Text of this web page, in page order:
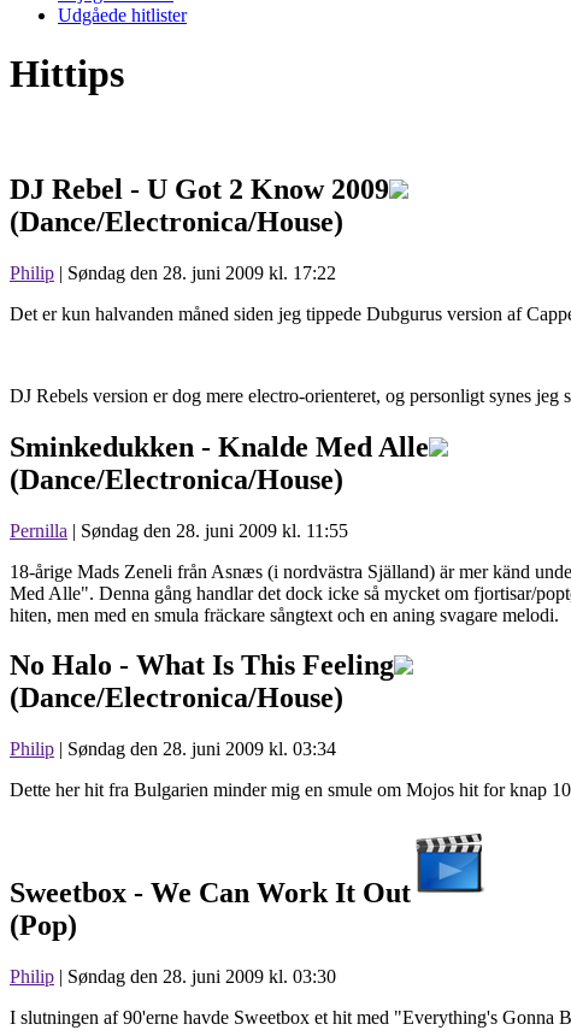
Udgåede hitlister
Hittips
DJ Rebel - U Got 2 Know 2009
(Dance/Electronica/House)
Philip | Søndag den 28. juni 2009 kl. 17:22
Det er kun halvanden måned siden jeg tippede Dubgurus version af
DJ Rebels version er dog mere electro-orienteret, og personligt synes
Sminkedukken - Knalde Med Alle
(Dance/Electronica/House)
Pernilla | Søndag den 28. juni 2009 kl. 11:55
18-årige Mads Zeneli från Asnæs (i nordvästra Själland) är mer känd
Med Alle". Denna gång handlar det dock icke så mycket om fjortisar/
hiten, men med en smula fräckare sångtext och en aning svagare melodi.
No Halo - What Is This Feeling
(Dance/Electronica/House)
Philip | Søndag den 28. juni 2009 kl. 03:34
Dette her hit fra Bulgarien minder mig en smule om Mojos hit for knap
Sweetbox - We Can Work It Out
(Pop)
Philip | Søndag den 28. juni 2009 kl. 03:30
I slutningen af 90'erne havde Sweetbox et hit med "Everything's Gonna